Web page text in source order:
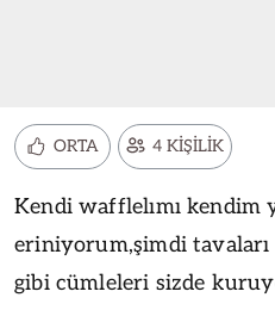
ORTA 4 KİŞİLİK
Kendi wafflelımı kendim
eriniyorum,şimdi
gibi cümleleri sizde